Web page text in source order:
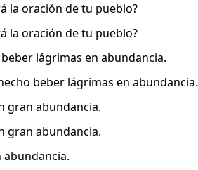
la oración de tu pueblo?
la oración de tu pueblo?
lágrimas en abundancia.
beber lágrimas en abundancia.
gran abundancia.
gran abundancia.
abundancia.